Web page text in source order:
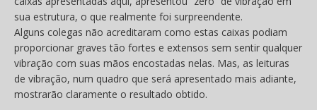
sua estrutura, o que realmente foi surpreendente.
Alguns colegas não acreditaram como estas caixas podiam
proporcionar graves tão fortes e extensos sem sentir qualquer
vibração com suas mãos encostadas nelas. Mas, as leituras
de vibração, num quadro que será apresentado mais adiante,
mostrarão claramente o resultado obtido.